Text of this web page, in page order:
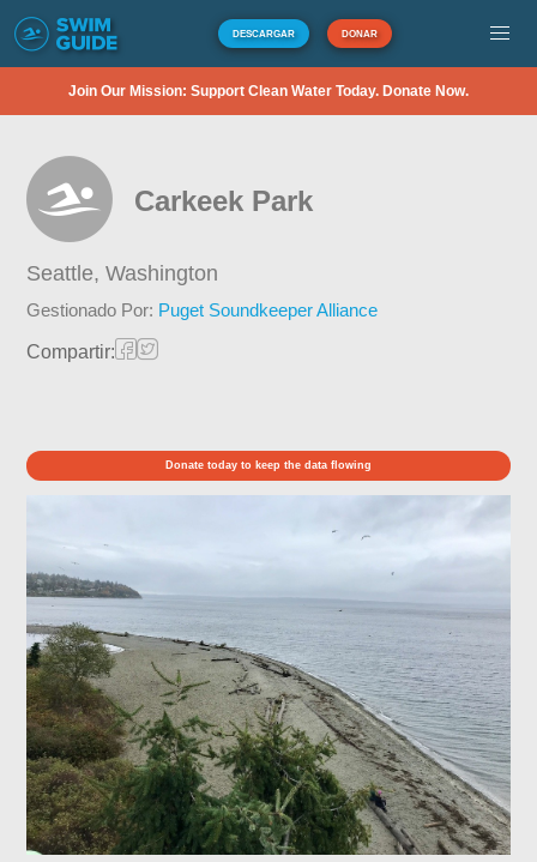
DESCARGAR DONAR
Join Our Mission: Support Clean Water Today. Donate Now.
Carkeek Park
Seattle,Washington
Gestionado Por: Puget Soundkeeper Alliance
Compartir:
Donate today to keep the data flowing